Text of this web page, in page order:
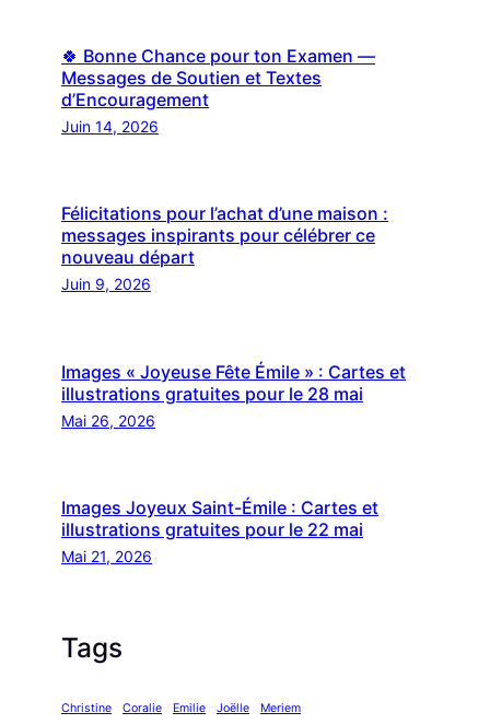
🍀 Bonne Chance pour ton Examen —
Messages de Soutien et Textes
d’Encouragement
Juin 14, 2026
Félicitations pour l’achat d’une maison :
messages inspirants pour célébrer ce
nouveau départ
Juin 9, 2026
Images « Joyeuse Fête Émile » : Cartes et
illustrations gratuites pour le 28 mai
Mai 26, 2026
Images Joyeux Saint-Émile : Cartes et
illustrations gratuites pour le 22 mai
Mai 21, 2026
Tags
Christine Coralie Emilie Joëlle Meriem